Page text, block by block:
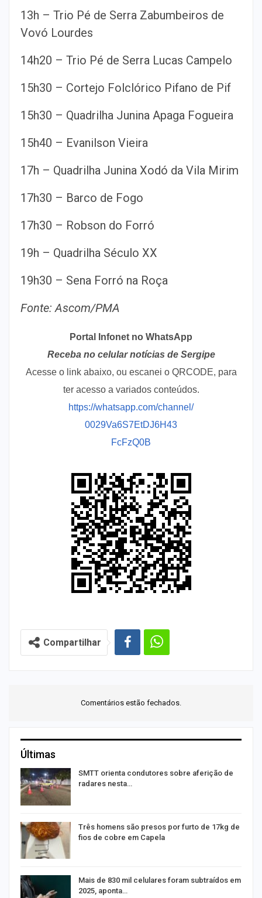
13h – Trio Pé de Serra Zabumbeiros de
Vovó Lourdes
14h20 – Trio Pé de Serra Lucas Campelo
15h30 – Cortejo Folclórico Pifano de Pif
15h30 – Quadrilha Junina Apaga Fogueira
15h40 – Evanilson Vieira
17h – Quadrilha Junina Xodó da Vila Mirim
17h30 – Barco de Fogo
17h30 – Robson do Forró
19h – Quadrilha Século XX
19h30 – Sena Forró na Roça
Fonte: Ascom/PMA
Portal Infonet no WhatsApp
Receba no celular notícias de Sergipe
Acesse o link abaixo, ou escanei o QRCODE, para
ter acesso a variados conteúdos.
https://whatsapp.com/channel/
0029Va6S7EtDJ6H43
FcFzQ0B
Compartilhar
Comentários estão fechados.
Últimas
SMTT orienta condutores sobre aferição de
radares nesta…
Três homens são presos por furto de 17kg de
fios de cobre em Capela
Mais de 830 mil celulares foram subtraídos em
2025, aponta…